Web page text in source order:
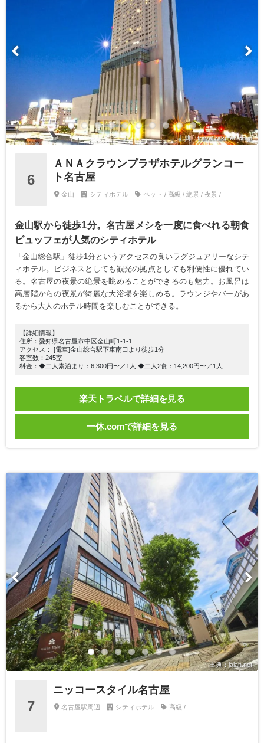
出典：travel.rakuten.co.jp
6
ＡＮＡクラウンプラザホテルグランコー
ト名古屋
金山 シティホテル ペット / 高級 / 絶景 / 夜景 /
金山駅から徒歩1分。名古屋メシを一度に食べれる朝食
ビュッフェが人気のシティホテル
「金山総合駅」徒歩1分というアクセスの良いラグジュアリーなシテ
ィホテル。ビジネスとしても観光の拠点としても利便性に優れてい
る。名古屋の夜景の絶景を眺めることができるのも魅力。お風呂は
高層階からの夜景が綺麗な大浴場を楽しめる。ラウンジやバーがあ
るから大人のホテル時間を楽しむことができる。
【詳細情報】
住所：愛知県名古屋市中区金山町1-1-1
アクセス： [電車]金山総合駅下車南口より徒歩1分
客室数：245室
料金：◆二人素泊まり：6,300円〜／1人 ◆二人2食：14,200円〜／1人
楽天トラベルで詳細を見る
一休.comで詳細を見る
出典：jalan.net
7
ニッコースタイル名古屋
名古屋駅周辺 シティホテル 高級 /